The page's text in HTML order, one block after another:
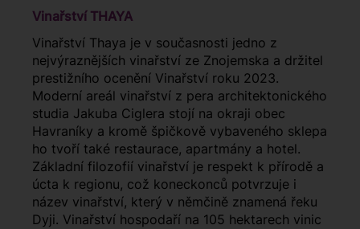
Vinařství THAYA
Vinařství Thaya je v současnosti jedno z
nejvýraznějších vinařství ze Znojemska a držitel
prestižního ocenění Vinařství roku 2023.
Moderní areál vinařství z pera architektonického
studia Jakuba Ciglera stojí na okraji obec
Havraníky a kromě špičkově vybaveného sklepa
ho tvoří také restaurace, apartmány a hotel.
Základní filozofií vinařství je respekt k přírodě a
úcta k regionu, což koneckonců potvrzuje i
název vinařství, který v němčině znamená řeku
Dyji. Vinařství hospodaří na 105 hektarech vinic